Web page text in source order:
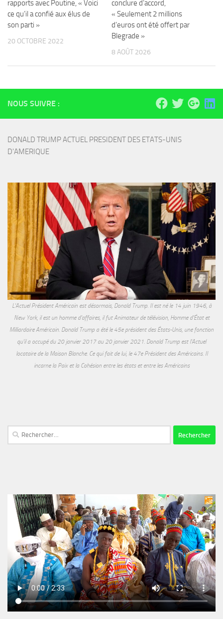
rapports avec Poutine, « Voici
ce qu’il a confié aux élus de
son parti »
20 OCTOBRE 2022
conclure d’accord,
« Seulement 2 millions
d’euros ont été offert par
Blegrade »
8 AOÛT 2026
NOUS SUIVRE :
DONALD TRUMP ACTUEL PRESIDENT DES ETATS-UNIS
D'AMERIQUE
L'Actuel Président Américain est désormais, Donald Trump. Il est né le 14 juin 1946, à
New York, il est un homme d'affaires, il fut Animateur de télévision, Homme d'État et
Milliardaire Américain. Donald Trump a été le 45e président des États-Unis, une fonction
qu'il a occupé du 20 janvier 2017 au 20 janvier 2021. Donald Trump est l'Actuel
locataire de la Maison Blanche. Ce qui fait de lui, le 47e Président des Américains. Il
incarne la Paix et la Cohésion entre les états et entre les Américains
Rechercher :